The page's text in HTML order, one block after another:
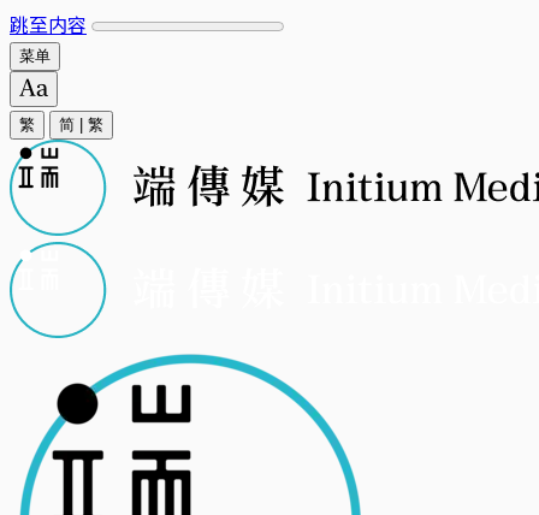
跳至内容
菜单
繁 简 繁